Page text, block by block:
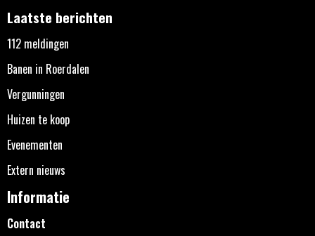
Laatste berichten
112 meldingen
Banen in Roerdalen
Vergunningen
Huizen te koop
Evenementen
Extern nieuws
Informatie
Contact